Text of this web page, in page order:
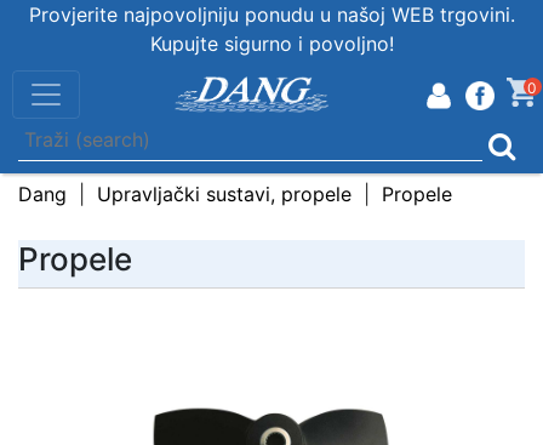
Provjerite najpovoljniju ponudu u našoj WEB trgovini.
Kupujte sigurno i povoljno!
0
Dang Upravljački sustavi, propele Propele
Propele